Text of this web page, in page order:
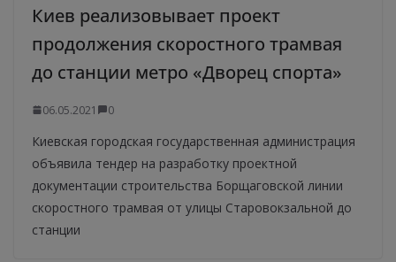
Киев реализовывает проект
продолжения скоростного трамвая
до станции метро «Дворец спорта»
06.05.2021 0
Киевская городская государственная администрация
объявила тендер на разработку проектной
документации строительства Борщаговской линии
скоростного трамвая от улицы Старовокзальной до
станции